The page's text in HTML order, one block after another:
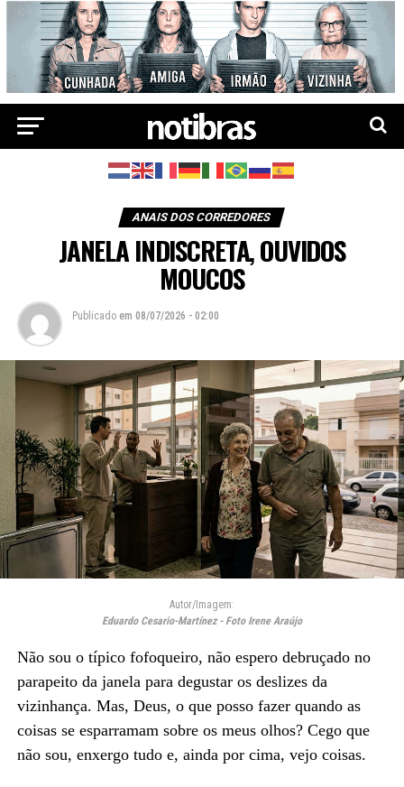
ANAIS DOS CORREDORES
JANELA INDISCRETA, OUVIDOS
MOUCOS
Publicado em 08/07/2026 - 02:00
Autor/Imagem:
Eduardo Cesario-Martínez - Foto Irene Araújo
Não sou o típico fofoqueiro, não espero debruçado no
parapeito da janela para degustar os deslizes da
vizinhança. Mas, Deus, o que posso fazer quando as
coisas se esparramam sobre os meus olhos? Cego que
não sou, enxergo tudo e, ainda por cima, vejo coisas.